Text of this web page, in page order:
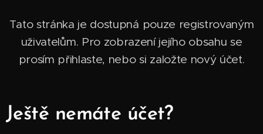
Tato stránka je dostupná pouze registrovaným
uživatelům. Pro zobrazení jejího obsahu se
prosím přihlaste, nebo si založte nový účet.
Ještě nemáte účet?